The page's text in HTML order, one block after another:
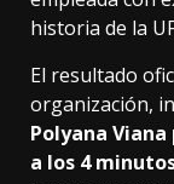
historia de la
El resultado
organización,
Polyana
a los 4